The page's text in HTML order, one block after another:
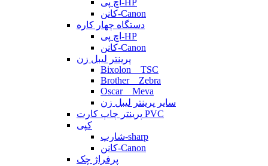
اچ پی-HP
کانن-Canon
دستگاه چهار کاره
اچ پی-HP
کانن-Canon
پرینتر لیبل زن
Bixolon _ TSC
Brother _ Zebra
Oscar _ Meva
سایر پرینتر لیبل زن
پرینتر چاپ کارت PVC
کپی
شارپ-sharp
کانن-Canon
پرفراژ چک